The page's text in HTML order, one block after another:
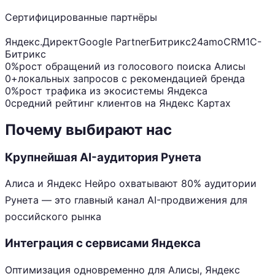
Сертифицированные партнёры
Яндекс.ДиректGoogle PartnerБитрикс24amoCRM1С-
Битрикс
0%рост обращений из голосового поиска Алисы
0+локальных запросов с рекомендацией бренда
0%рост трафика из экосистемы Яндекса
0средний рейтинг клиентов на Яндекс Картах
Почему выбирают нас
Крупнейшая AI-аудитория Рунета
Алиса и Яндекс Нейро охватывают 80% аудитории
Рунета — это главный канал AI-продвижения для
российского рынка
Интеграция с сервисами Яндекса
Оптимизация одновременно для Алисы, Яндекс